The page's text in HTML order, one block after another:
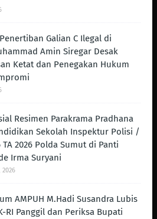
Galian C Ilegal di
Amin Siregar Desak
Ketat dan Penegakan Hukum
Resimen Parakrama Pradhana
Sekolah Inspektur Polisi /
TA 2026 Polda Sumut di Panti
Irma Suryani
2026
AMPUH M.Hadi Susandra Lubis
RI Panggil dan Periksa Bupati